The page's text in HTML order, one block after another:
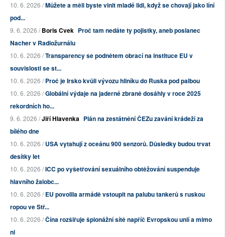
10. 6. 2026 /Můžete a měli byste vinit mladé lidi, když se chovají jako líní
pod...
9. 6. 2026 /Boris Cvek Proč tam nedáte ty pojistky, aneb poslanec
Nacher v Radiožurnálu
10. 6. 2026 /Transparency se podnětem obrací na instituce EU v
souvislosti se st...
10. 6. 2026 /Proč je Irsko kvůli vývozu hliníku do Ruska pod palbou
10. 6. 2026 /Globální výdaje na jaderné zbraně dosáhly v roce 2025
rekordních ho...
9. 6. 2026 /Jiří Hlavenka Plán na zestátnění ČEZu zavání krádeží za
bílého dne
10. 6. 2026 /USA vytahují z oceánu 900 senzorů. Důsledky budou trvat
desítky let
10. 6. 2026 /ICC po vyšetřování sexuálního obtěžování suspenduje
hlavního žalobc...
10. 6. 2026 /EU povolila armádě vstoupit na palubu tankerů s ruskou
ropou ve Stř...
10. 6. 2026 /Čína rozšiřuje špionážní sítě napříč Evropskou unií a mimo
ni